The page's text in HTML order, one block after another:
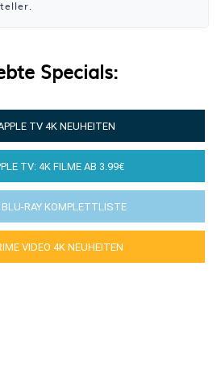
Specials:
TV 4K NEUHEITEN
TV: 4K FILME AB 3.99€
BLU-RAY KOMPLETTLISTE
VIDEO 4K NEUHEITEN